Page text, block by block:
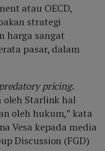
atau OECD,
strategi
harga sangat
pasar, dalam
predatory pricing.
oleh Starlink hal
oleh hukum,” kata
Vesa kepada media
Discussion (FGD)